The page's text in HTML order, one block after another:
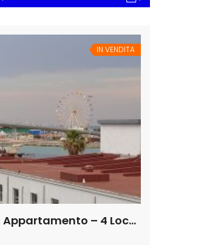
IN VENDITA
Pescara Mare/Centro Vendita Appartamento – 4 Locali nuovo